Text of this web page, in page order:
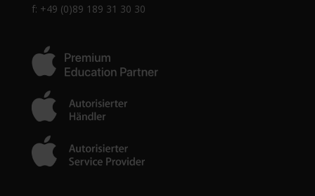
f: +49 (0)89 189 31 30 30